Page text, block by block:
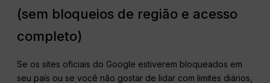
(sem bloqueios de região e acesso
completo)
Se os sites oficiais do Google estiverem bloqueados em
seu país ou se você não gostar de lidar com limites diários,